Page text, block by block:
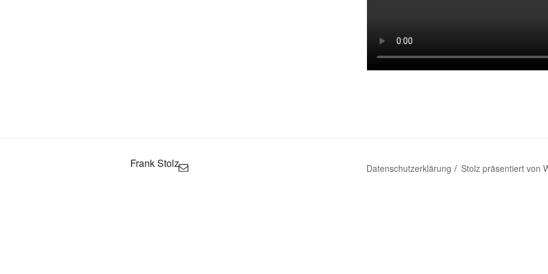
Frank Stolz Datenschutzerklärung Stolz präsentiert von